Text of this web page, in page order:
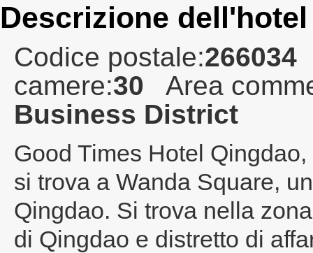
Descrizione dell'hotel
Codice postale:266034
camere:30
Area
Business District
Good Times Hotel Qingdao
si trova a Wanda Square,
Qingdao. Si trova nella
di Qingdao e distretto di